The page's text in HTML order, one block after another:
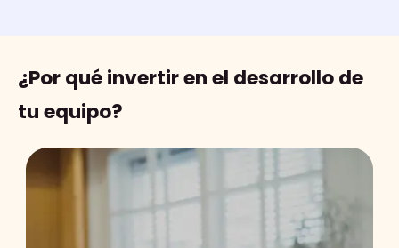
¿Por qué invertir en el desarrollo de
tu equipo?